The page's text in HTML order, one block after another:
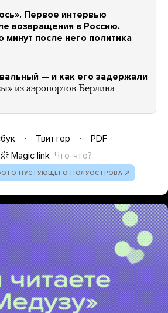
Первое интервью
возвращения в Россию.
минут после него политика
— и как его задержали
из аэропортов Берлина
Твиттер
PDF
Magic link Что-что?
ПУСТУЮЩЕГО ПОЛУОСТРОВА